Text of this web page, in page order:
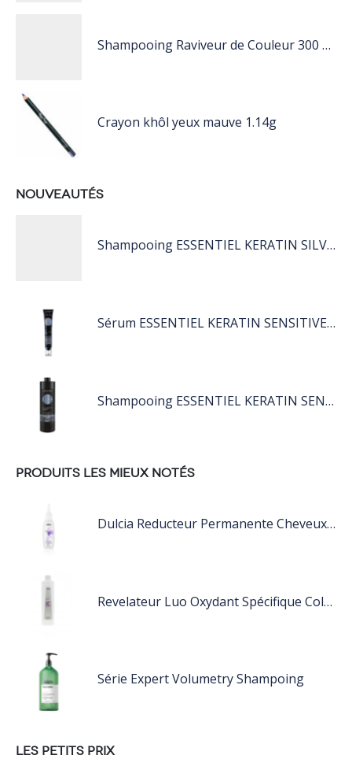
Shampooing Raviveur de Couleur 300 ml Rose de Schwarzkopf Professional
Crayon khôl yeux mauve 1.14g
NOUVEAUTÉS
Shampooing ESSENTIEL KERATIN SILVER 250ML
Sérum ESSENTIEL KERATIN SENSITIVE 40 ML
Shampooing ESSENTIEL KERATIN SENSITIVE 1L
PRODUITS LES MIEUX NOTÉS
Dulcia Reducteur Permanente Cheveux Trés Sensibilisés
Revelateur Luo Oxydant Spécifique Coloration Luocolor
Série Expert Volumetry Shampoing
LES PETITS PRIX